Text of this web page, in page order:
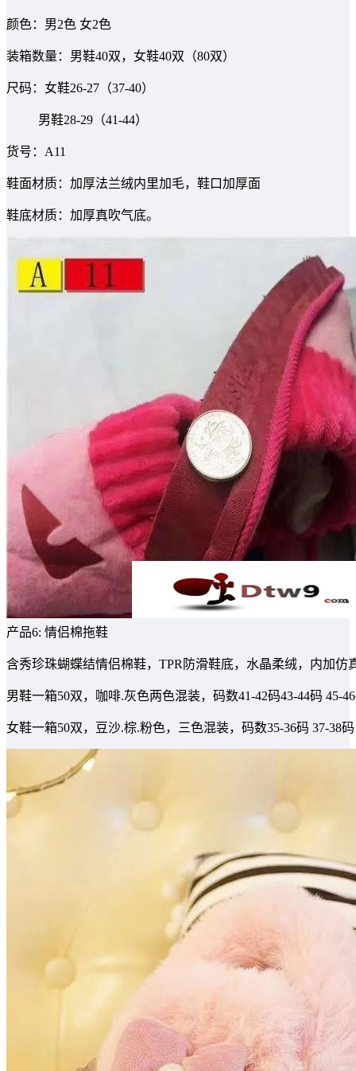
颜色：男2色 女2色
装箱数量：男鞋40双，女鞋40双（80双）
尺码：女鞋26-27（37-40）
男鞋28-29（41-44）
货号：A11
鞋面材质：加厚法兰绒内里加毛，鞋口加厚面
鞋底材质：加厚真吹气底。
产品6: 情侣棉拖鞋
含秀珍珠蝴蝶结情侣棉鞋，TPR防滑鞋底，水晶柔绒，内加仿
男鞋一箱50双，咖啡.灰色两色混装，码数41-42码43-44码 45-
女鞋一箱50双，豆沙.棕.粉色，三色混装，码数35-36码 37-38